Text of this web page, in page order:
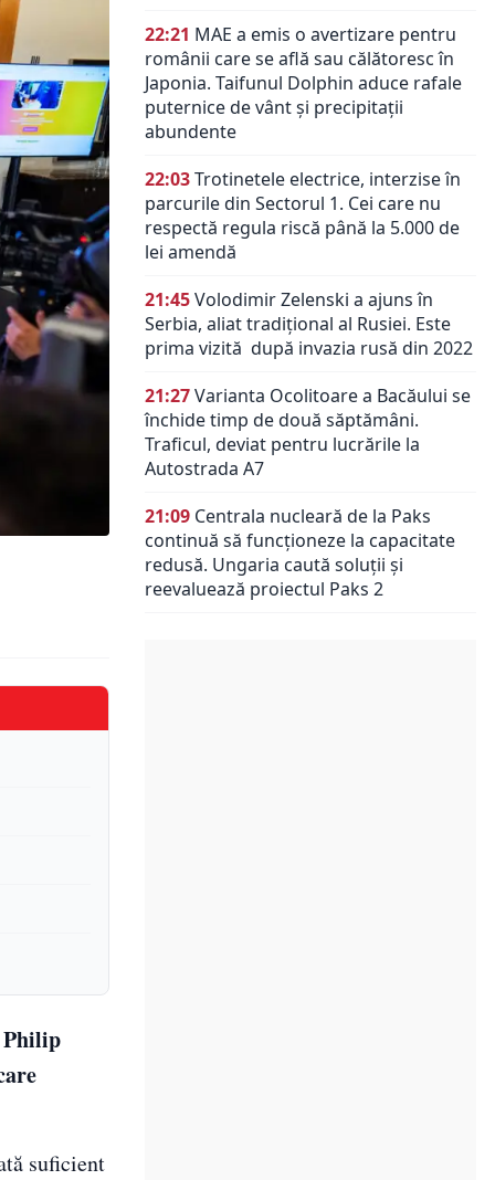
suficient
22:21 MAE a emis o avertizare pentru
românii care se află sau călătoresc în
Japonia. Taifunul Dolphin aduce rafale
puternice de vânt și precipitații
abundente
22:03Trotinetele electrice, interzise în
parcurile din Sectorul 1. Cei care nu
respectă regula riscă până la 5.000 de
lei amendă
21:45Volodimir Zelenski a ajuns în
Serbia, aliat tradiţional al Rusiei. Este
prima vizită după invazia rusă din 2022
21:27Varianta Ocolitoare a Bacăului se
închide timp de două săptămâni.
Traficul, deviat pentru lucrările la
Autostrada A7
21:09 Centrala nucleară de la Paks
continuă să funcționeze la capacitate
redusă. Ungaria caută soluții și
reevaluează proiectul Paks 2